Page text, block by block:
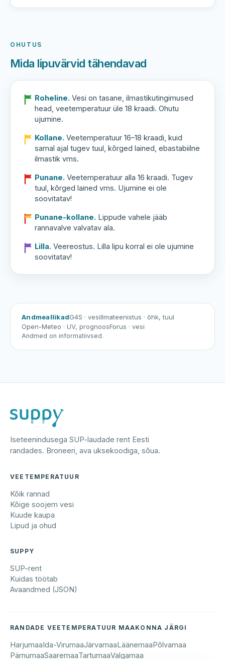
OHUTUS
Mida lipuvärvid tähendavad
Roheline. Vesi on tasane, ilmastikutingimused
head, veetemperatuur üle 18 kraadi. Ohutu
ujumine.
Kollane. Veetemperatuur 16–18 kraadi, kuid
samal ajal tugev tuul, kõrged lained, ebastabiilne
ilmastik vms.
Punane. Veetemperatuur alla 16 kraadi. Tugev
tuul, kõrged lained vms. Ujumine ei ole
soovitatav!
Punane-kollane. Lippude vahele jääb
rannavalve valvatav ala.
Lilla. Veereostus. Lilla lipu korral ei ole ujumine
soovitatav!
AndmeallikadG4S · vesiIlmateenistus · õhk, tuul
Open-Meteo · UV, prognoosForus · vesi
Andmed on informatiivsed.
Iseteenindusega SUP-laudade rent Eesti
randades. Broneeri, ava uksekoodiga, sõua.
VEETEMPERATUUR
Kõik rannad
Kõige soojem vesi
Kuude kaupa
Lipud ja ohud
SUPPY
SUP-rent
Kuidas töötab
Avaandmed (JSON)
RANDADE VEETEMPERATUUR MAAKONNA JÄRGI
HarjumaaIda-VirumaaJärvamaaLäänemaaPõlvamaa
PärnumaaSaaremaaTartumaaValgamaa